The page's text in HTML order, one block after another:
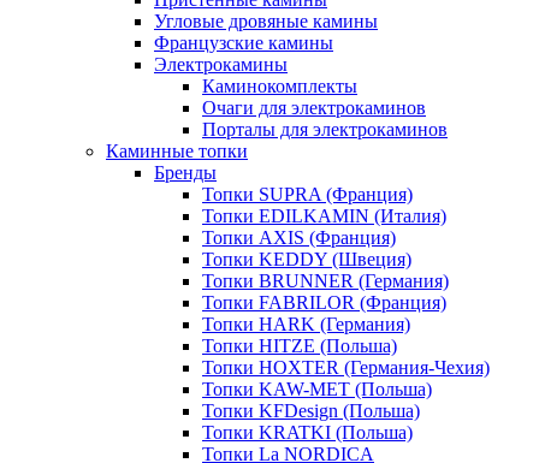
Угловые дровяные камины
Французские камины
Электрокамины
Каминокомплекты
Очаги для электрокаминов
Порталы для электрокаминов
Каминные топки
Бренды
Топки SUPRA (Франция)
Топки EDILKAMIN (Италия)
Топки AXIS (Франция)
Топки KEDDY (Швеция)
Топки BRUNNER (Германия)
Топки FABRILOR (Франция)
Топки HARK (Германия)
Топки HITZE (Польша)
Топки HOXTER (Германия-Чехия)
Топки KAW-MET (Польша)
Топки KFDesign (Польша)
Топки KRATKI (Польша)
Топки La NORDICA